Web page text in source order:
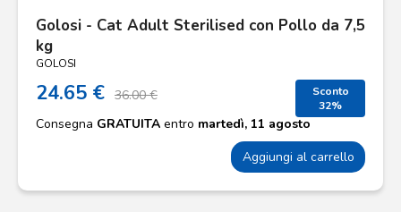
Golosi - Cat Adult Sterilised con Pollo da 7,5
kg
GOLOSI
24.65 € 36.00 €
Sconto
32%
Consegna GRATUITA entro martedì, 11 agosto
Aggiungi al carrello